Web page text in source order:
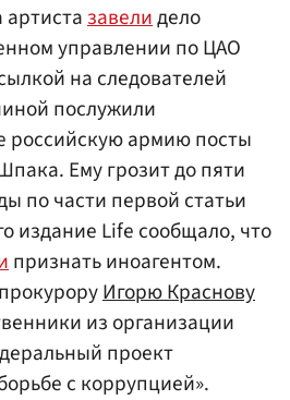
завелидело
управлении по ЦАО
на следователей
послужили
армию посты
Ему грозит до пяти
по части первой статьи
издание Life сообщало, что
признать иноагентом.
Игорю Краснову
из организации
проект
с коррупцией».